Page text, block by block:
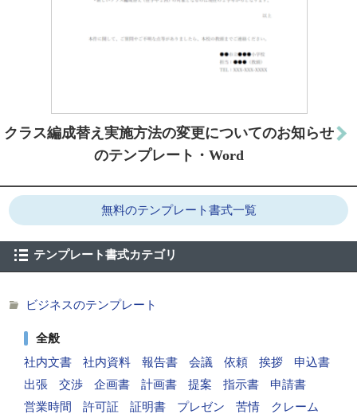
クラス編成替え実施方法の変更についてのお知らせ
のテンプレート・Word
無料のテンプレート書式一覧
テンプレート書式カテゴリ
ビジネスのテンプレート
全般
社内文書
社内資料 報告書 会議 依頼 挨拶
申込書
出張
交渉 企画書 計画書 提案 指示書
申請書
営業時間
許可証 証明書 プレゼン 苦情
クレーム